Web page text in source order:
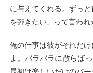
に与えてくれる。ずっ
を弾きたい」って言われ
俺の仕事は彼がそれだ
よ。バラバラに散らば
最初は楽しいだけのパ